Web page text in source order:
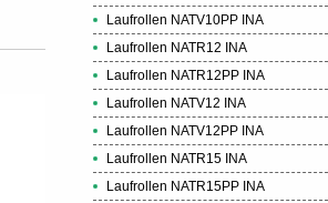
Laufrollen NATV10PP INA
Laufrollen NATR12 INA
Laufrollen NATR12PP INA
Laufrollen NATV12 INA
Laufrollen NATV12PP INA
Laufrollen NATR15 INA
Laufrollen NATR15PP INA